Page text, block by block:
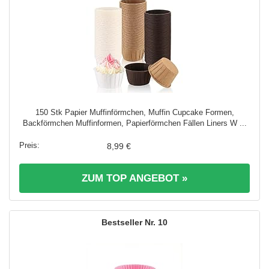
150 Stk Papier Muffinförmchen, Muffin Cupcake Formen,
Backförmchen Muffinformen, Papierförmchen Fällen Liners W ...
8,99 €
ZUM TOP ANGEBOT »
10